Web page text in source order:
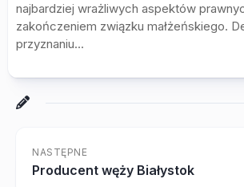
najbardziej wrażliwych aspektów
zakończeniem związku małżeńskiego.
przyznaniu...
NASTĘPNE
Producent węży Białystok